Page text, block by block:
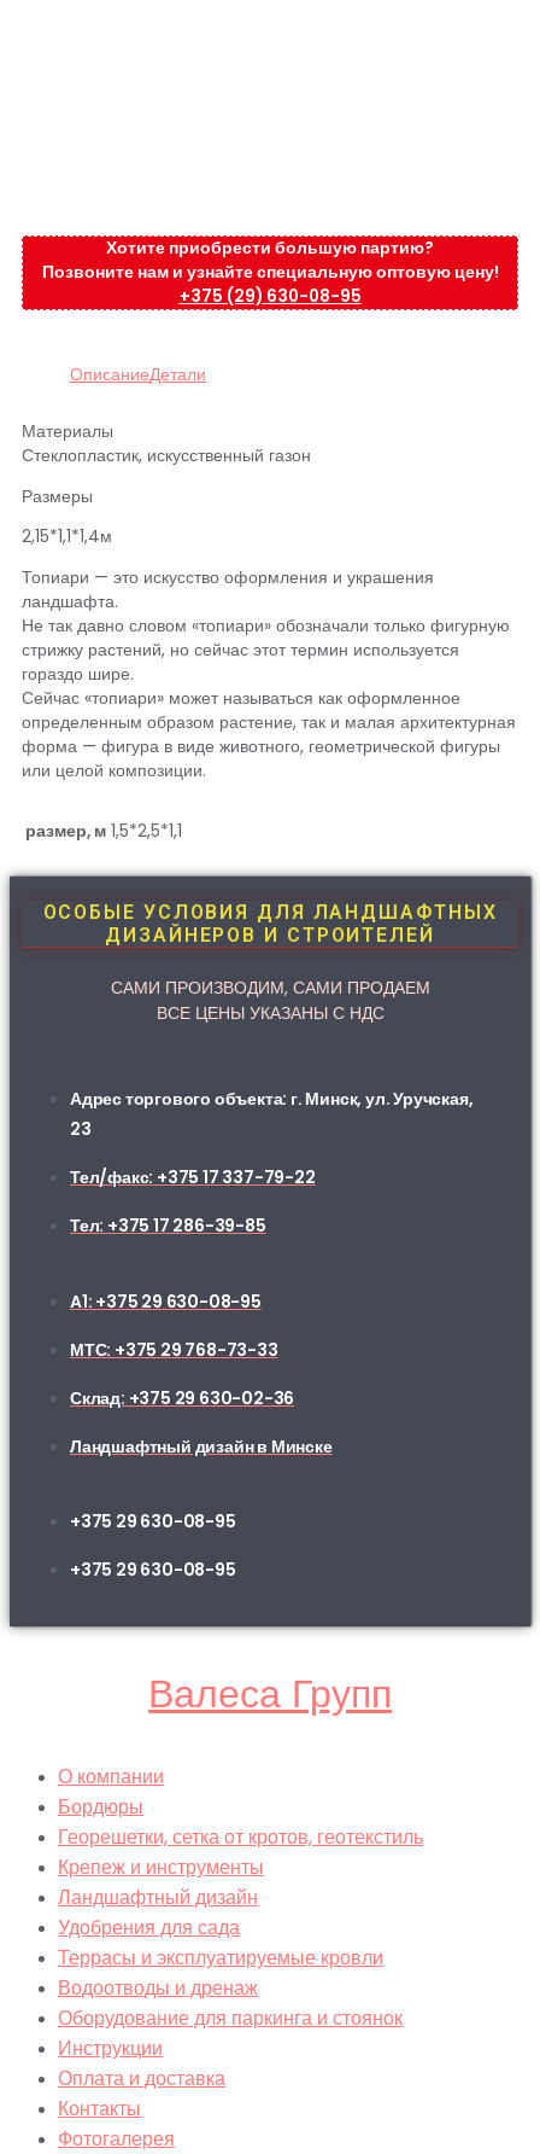
Хотите приобрести большую партию?
Позвоните нам и узнайте специальную оптовую цену!
+375 (29) 630-08-95
ОписаниеДетали
Материалы
Стеклопластик, искусственный газон
Размеры
2,15*1,1*1,4м
Топиари — это искусство оформления и украшения
ландшафта.
Не так давно словом «топиари» обозначали только фигурную
стрижку растений, но сейчас этот термин используется
гораздо шире.
Сейчас «топиари» может называться как оформленное
определенным образом растение, так и малая архитектурная
форма — фигура в виде животного, геометрической фигуры
или целой композиции.
размер, м 1,5*2,5*1,1
ОСОБЫЕ УСЛОВИЯ ДЛЯ ЛАНДШАФТНЫХ
ДИЗАЙНЕРОВ И СТРОИТЕЛЕЙ
САМИ ПРОИЗВОДИМ, САМИ ПРОДАЕМ
ВСЕ ЦЕНЫ УКАЗАНЫ С НДС
Адрес торгового объекта: г. Минск, ул. Уручская,
23
Тел/факс: +375 17 337-79-22
Тел: +375 17 286-39-85
A1: +375 29 630-08-95
МТС: +375 29 768-73-33
Склад: +375 29 630-02-36
Ландшафтный дизайн в Минске
+375 29 630-08-95
+375 29 630-08-95
Валеса Групп
О компании
Бордюры
Георешетки, сетка от кротов, геотекстиль
Крепеж и инструменты
Ландшафтный дизайн
Удобрения для сада
Террасы и эксплуатируемые кровли
Водоотводы и дренаж
Оборудование для паркинга и стоянок
Инструкции
Оплата и доставка
Контакты
Фотогалерея